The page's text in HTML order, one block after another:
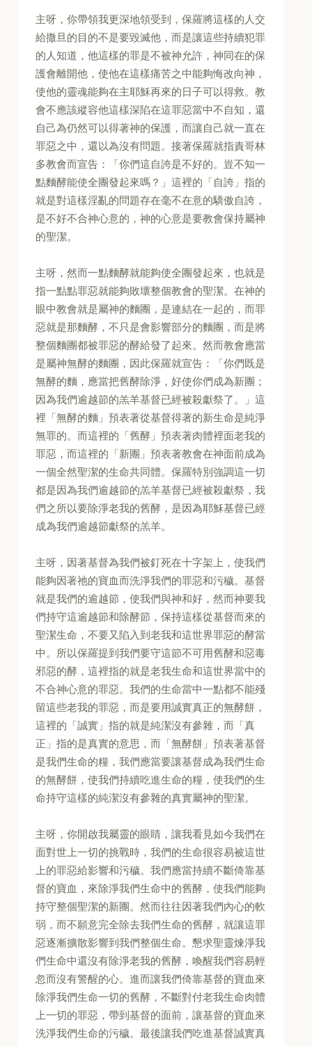
主呀，你帶領我更深地領受到，保羅將這樣的人交
給撒旦的目的不是要毀滅他，而是讓這些持續犯罪
的人知道，他這樣的罪是不被神允許，神同在的保
護會離開他，使他在這樣痛苦之中能夠悔改向神，
使他的靈魂能夠在主耶穌再來的日子可以得救。教
會不應該縱容他這樣深陷在這罪惡當中不自知，還
自己為仍然可以得著神的保護，而讓自己就一直在
罪惡之中，還以為沒有問題。接著保羅就指責哥林
多教會而宣告：「你們這自誇是不好的。豈不知一
點麵酵能使全團發起來嗎？」這裡的「自誇」指的
就是對這樣淫亂的問題存在毫不在意的驕傲自誇，
是不好不合神心意的，神的心意是要教會保持屬神
的聖潔。
主呀，然而一點麵酵就能夠使全團發起來，也就是
指一點點罪惡就能夠敗壞整個教會的聖潔。在神的
眼中教會就是屬神的麵團，是連結在一起的，而罪
惡就是那麵酵，不只是會影響部分的麵團，而是將
整個麵團都被罪惡的酵給發了起來。然而教會應當
是屬神無酵的麵團，因此保羅就宣告：「你們既是
無酵的麵，應當把舊酵除淨，好使你們成為新團；
因為我們逾越節的羔羊基督已經被殺獻祭了。」這
裡「無酵的麵」預表著從基督得著的新生命是純淨
無罪的。而這裡的「舊酵」預表著肉體裡面老我的
罪惡，而這裡的「新團」預表著教會在神面前成為
一個全然聖潔的生命共同體。保羅特別強調這一切
都是因為我們逾越節的羔羊基督已經被殺獻祭，我
們之所以要除淨老我的舊酵，是因為耶穌基督已經
成為我們逾越節獻祭的羔羊。
主呀，因著基督為我們被釘死在十字架上，使我們
能夠因著祂的寶血而洗淨我們的罪惡和污穢。基督
就是我們的逾越節，使我們與神和好，然而神要我
們持守這逾越節和除酵節，保持這樣從基督而來的
聖潔生命，不要又陷入到老我和這世界罪惡的酵當
中。所以保羅提到我們要守這節不可用舊酵和惡毒
邪惡的酵，這裡指的就是老我生命和這世界當中的
不合神心意的罪惡。我們的生命當中一點都不能殘
留這些老我的罪惡，而是要用誠實真正的無酵餅，
這裡的「誠實」指的就是純潔沒有參雜，而「真
正」指的是真實的意思，而「無酵餅」預表著基督
是我們生命的糧，我們應當要讓基督成為我們生命
的無酵餅，使我們持續吃進生命的糧，使我們的生
命持守這樣的純潔沒有參雜的真實屬神的聖潔。
主呀，你開啟我屬靈的眼睛，讓我看見如今我們在
面對世上一切的挑戰時，我們的生命很容易被這世
上的罪惡給影響和污穢。我們應當持續不斷倚靠基
督的寶血，來除淨我們生命中的舊酵，使我們能夠
持守整個聖潔的新團。然而往往因著我們內心的軟
弱，而不願意完全除去我們生命的舊酵，就讓這罪
惡逐漸擴散影響到我們整個生命。懇求聖靈煉淨我
們生命中還沒有除淨老我的舊酵，喚醒我們容易輕
忽而沒有警醒的心。進而讓我們倚靠基督的寶血來
除淨我們生命一切的舊酵，不斷對付老我生命肉體
上一切的罪惡，帶到基督的面前，讓基督的寶血來
洗淨我們生命的污穢。最後讓我們吃進基督誠實真